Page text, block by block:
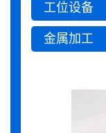
工位设备
金属加工